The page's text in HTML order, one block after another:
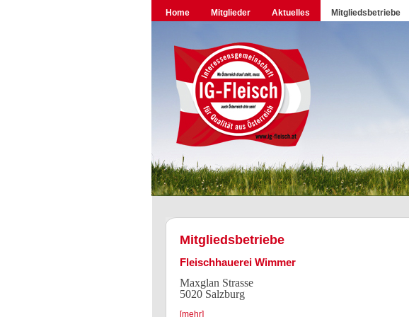
Home Mitglieder Aktuelles Mitgliedsbetriebe
Mitgliedsbetriebe
Fleischhauerei Wimmer
Maxglan Strasse
5020 Salzburg
[mehr]